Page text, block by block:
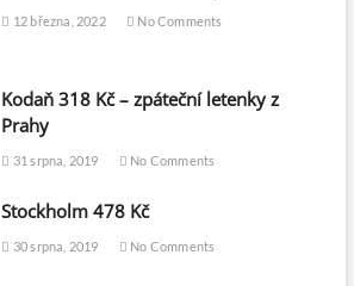
12 března, 2022 No Comments
Kodaň 318 Kč – zpáteční letenky z
Prahy
31 srpna, 2019 No Comments
Stockholm 478 Kč
30 srpna, 2019 No Comments